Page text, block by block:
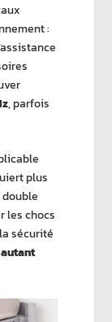
:
, parfois
plus
les chocs
sécurité